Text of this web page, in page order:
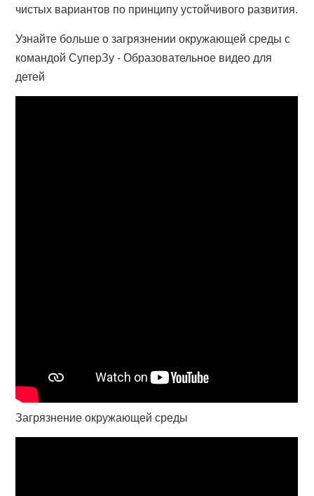
чистых вариантов по принципу устойчивого развития.
Узнайте больше о загрязнении окружающей среды с
командой СуперЗу - Образовательное видео для
детей
Загрязнение окружающей среды